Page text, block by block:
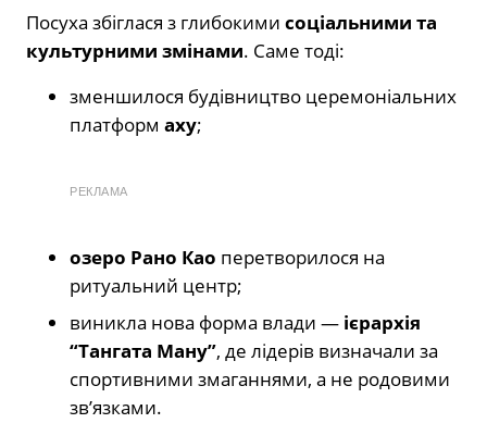
Посуха збіглася з глибокими соціальними та
культурними змінами. Саме тоді:
зменшилося будівництво церемоніальних
платформ аху;
РЕКЛАМА
озеро Рано Као перетворилося на
ритуальний центр;
виникла нова форма влади — ієрархія
“Тангата Ману”, де лідерів визначали за
спортивними змаганнями, а не родовими
зв’язками.